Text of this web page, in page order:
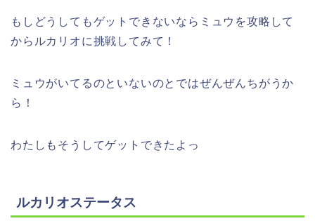
もしどうしてもゲットできないならミュウを攻略して
からルカリオに挑戦してみて！
ミュウがいてるのといないのとではぜんぜんちがうか
ら！
わたしもそうしてゲットできたよっ
ルカリオステータス